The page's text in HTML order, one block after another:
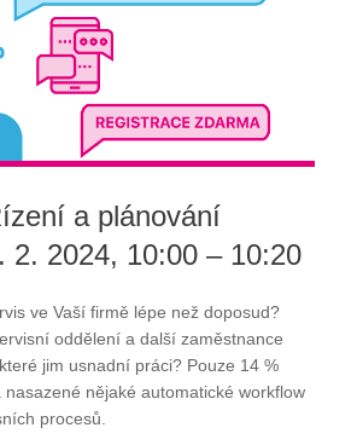
a plánování
2. 2024, 10:00 – 10:20
ve Vaší firmě lépe než doposud?
oddělení a další zaměstnance
jim usnadní práci? Pouze 14 %
nějaké automatické workflow
procesů.